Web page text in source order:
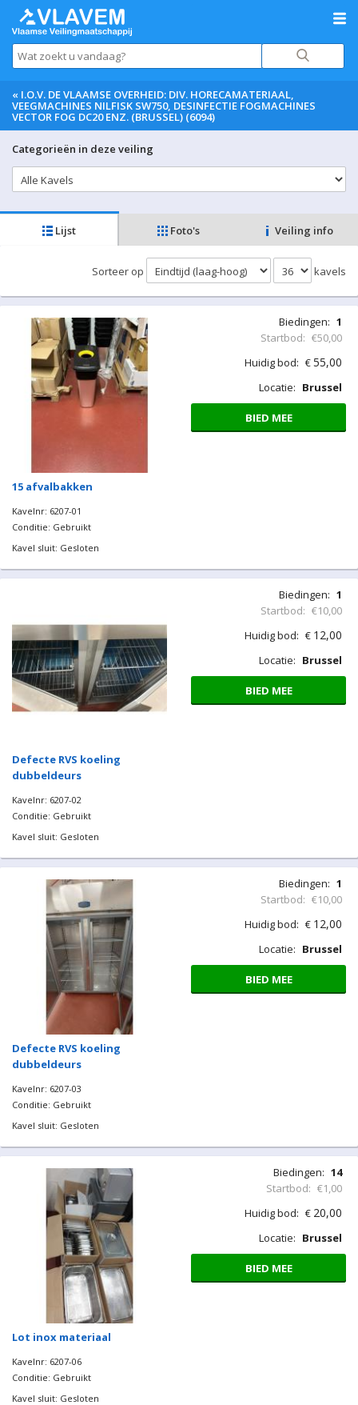
« I.O.V. DE VLAAMSE OVERHEID: DIV. HORECAMATERIAAL,
VEEGMACHINES NILFISK SW750, DESINFECTIE FOGMACHINES
VECTOR FOG DC20 ENZ. (BRUSSEL) (6094)
Categorieën in deze veiling
Lijst Foto's Veiling info
Sorteer op kavels
15 afvalbakken
Kavelnr: 6207-01
Conditie: Gebruikt
Kavel sluit: Gesloten
Biedingen: 1
Startbod: €50,00
Huidig bod: €55,00
Locatie: Brussel
BIED MEE
Defecte RVS koeling
dubbeldeurs
Kavelnr: 6207-02
Conditie: Gebruikt
Kavel sluit: Gesloten
Biedingen: 1
Startbod: €10,00
Huidig bod: € 12,00
Locatie: Brussel
BIED MEE
Defecte RVS koeling
dubbeldeurs
Kavelnr: 6207-03
Conditie: Gebruikt
Kavel sluit: Gesloten
Biedingen: 1
Startbod: €10,00
Huidig bod: € 12,00
Locatie: Brussel
BIED MEE
Lot inox materiaal
Kavelnr: 6207-06
Conditie: Gebruikt
Kavel sluit: Gesloten
Biedingen: 14
Startbod: €1,00
Huidig bod: € 20,00
Locatie: Brussel
BIED MEE